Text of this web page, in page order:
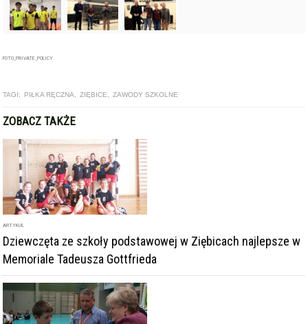
FOTO_PRIVATE_POLICY
TAGI: PIŁKA RĘCZNA, ZIĘBICE, ZAWODY SZKOLNE
ZOBACZ TAKŻE
ARTYKUŁ
Dziewczęta ze szkoły podstawowej w Ziębicach najlepsze w
Memoriale Tadeusza Gottfrieda